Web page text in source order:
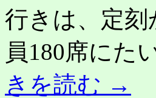
行きは、定
員180席にた
きを読む →